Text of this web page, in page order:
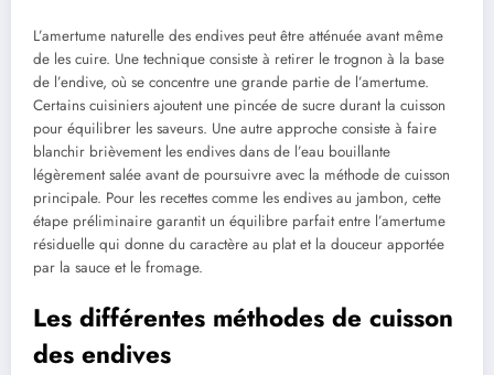
L’amertume naturelle des endives peut être atténuée avant même
de les cuire. Une technique consiste à retirer le trognon à la base
de l’endive, où se concentre une grande partie de l’amertume.
Certains cuisiniers ajoutent une pincée de sucre durant la cuisson
pour équilibrer les saveurs. Une autre approche consiste à faire
blanchir brièvement les endives dans de l’eau bouillante
légèrement salée avant de poursuivre avec la méthode de cuisson
principale. Pour les recettes comme les endives au jambon, cette
étape préliminaire garantit un équilibre parfait entre l’amertume
résiduelle qui donne du caractère au plat et la douceur apportée
par la sauce et le fromage.
Les différentes méthodes de cuisson
des endives